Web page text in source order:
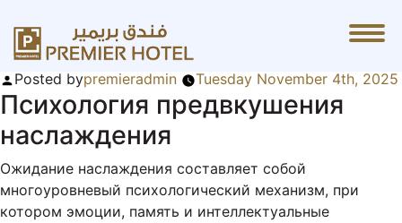
наслаждения
Posted bypremieradmin Tuesday November 4th, 2025
Психология предвкушения
наслаждения
Ожидание наслаждения составляет собой
многоуровневый психологический механизм, при
котором эмоции, память и интеллектуальные